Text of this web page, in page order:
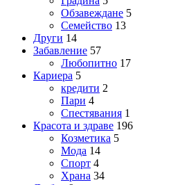
Обзавеждане 5
Семейство 13
Други 14
Забавление 57
Любопитно 17
Кариера 5
кредити 2
Пари 4
Спестявания 1
Красота и здраве 196
Козметика 5
Мода 14
Спорт 4
Храна 34